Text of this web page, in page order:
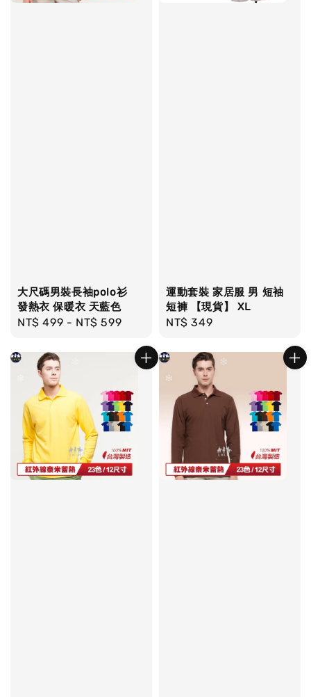
大尺碼男裝長袖polo衫
發熱衣 保暖衣 天藍色
Regular
NT$ 499 - NT$ 599
運動套裝 家居服 男 短袖
短褲 【現貨】 XL
Regular
NT$ 349